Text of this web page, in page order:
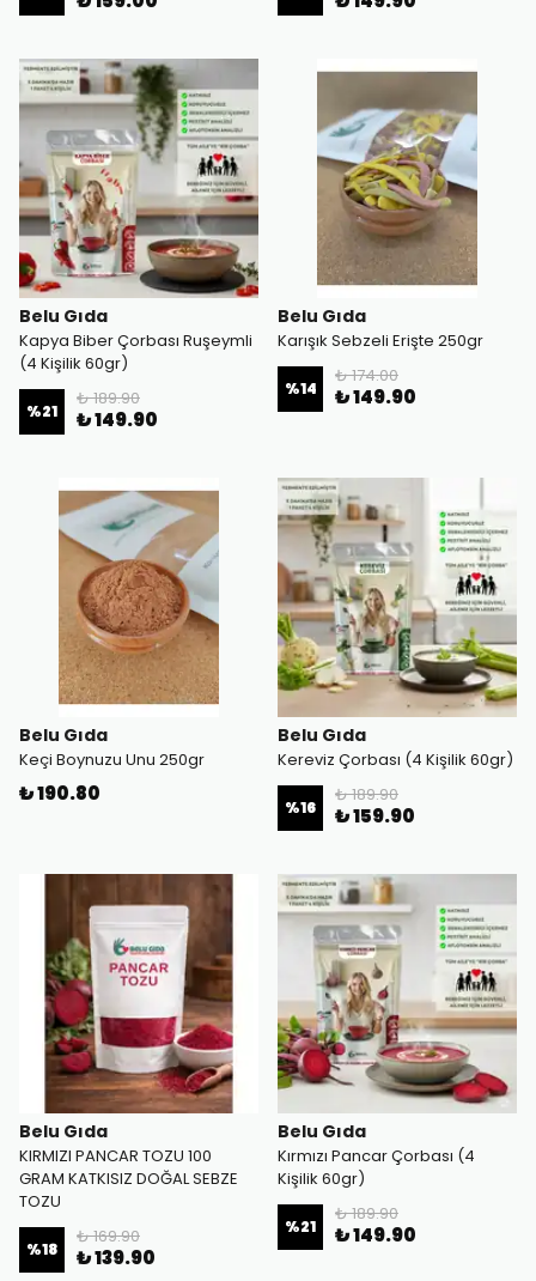
Belu Gıda
Kapya Biber Çorbası Ruşeymli
(4 Kişilik 60gr)
%21
₺ 189.90
₺ 149.90
Belu Gıda
Karışık Sebzeli Erişte 250gr
%14
₺ 174.00
₺ 149.90
Belu Gıda
Keçi Boynuzu Unu 250gr
₺ 190.80
Belu Gıda
Kereviz Çorbası (4 Kişilik 60gr)
%16
₺ 189.90
₺ 159.90
Belu Gıda
KIRMIZI PANCAR TOZU 100
GRAM KATKISIZ DOĞAL SEBZE
TOZU
%18
₺ 169.90
₺ 139.90
Belu Gıda
Kırmızı Pancar Çorbası (4
Kişilik 60gr)
%21
₺ 189.90
₺ 149.90